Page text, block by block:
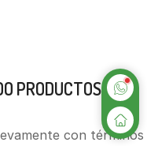
PRODUCTOS
con términos